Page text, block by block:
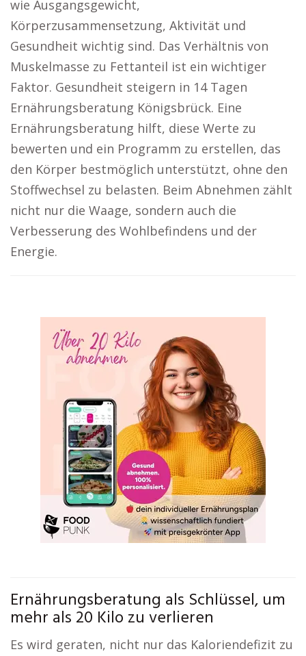
wie Ausgangsgewicht,
Körperzusammensetzung, Aktivität und
Gesundheit wichtig sind. Das Verhältnis von
Muskelmasse zu Fettanteil ist ein wichtiger
Faktor. Gesundheit steigern in 14 Tagen
Ernährungsberatung Königsbrück. Eine
Ernährungsberatung hilft, diese Werte zu
bewerten und ein Programm zu erstellen, das
den Körper bestmöglich unterstützt, ohne den
Stoffwechsel zu belasten. Beim Abnehmen zählt
nicht nur die Waage, sondern auch die
Verbesserung des Wohlbefindens und der
Energie.
Ernährungsberatung als Schlüssel, um
mehr als 20 Kilo zu verlieren
Es wird geraten, nicht nur das Kaloriendefizit zu